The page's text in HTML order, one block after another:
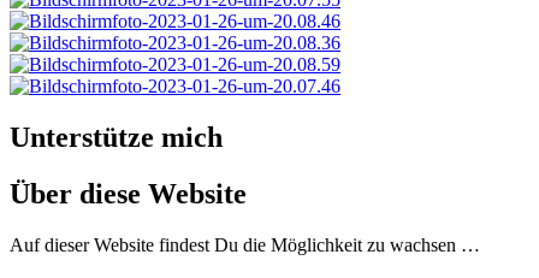
Unterstütze mich
Über diese Website
Auf dieser Website findest Du die Möglichkeit zu wachsen …